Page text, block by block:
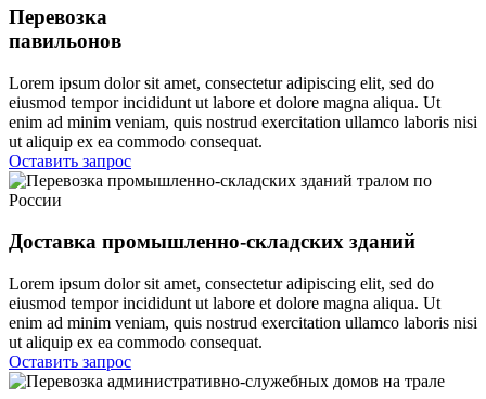
Перевозка
павильонов
Lorem ipsum dolor sit amet, consectetur adipiscing elit, sed do
eiusmod tempor incididunt ut labore et dolore magna aliqua. Ut
enim ad minim veniam, quis nostrud exercitation ullamco laboris nisi
ut aliquip ex ea commodo consequat.
Оставить запрос
Доставка промышленно-складских зданий
Lorem ipsum dolor sit amet, consectetur adipiscing elit, sed do
eiusmod tempor incididunt ut labore et dolore magna aliqua. Ut
enim ad minim veniam, quis nostrud exercitation ullamco laboris nisi
ut aliquip ex ea commodo consequat.
Оставить запрос